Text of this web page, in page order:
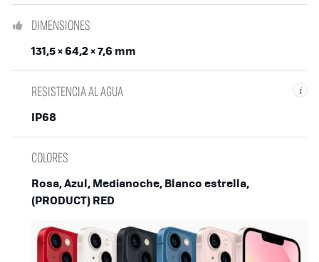
DIMENSIONES
131,5 × 64,2 × 7,6 mm
i
RESISTENCIA AL AGUA
IP68
COLORES
Rosa, Azul, Medianoche, Blanco estrella,
(PRODUCT) RED